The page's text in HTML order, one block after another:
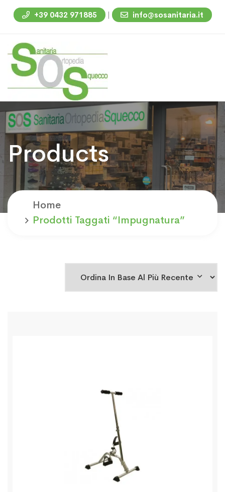
+39 0432 971885 | info@sosanitaria.it
Products
Home
Prodotti Taggati “impugnatura”